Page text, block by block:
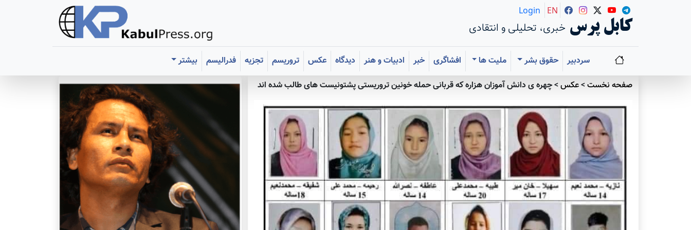
کابل پرس خبری، تحلیلی و انتقادی
Login EN
سردبیر حقوق بشر ملیت ها افشاگری خبر ادبیات و هنر دیدگاه عکس تروریسم تجزیه فدرالیسم
بیشتر
صفحه نخست>عکس>چهره ی دانش آموزان هزاره که قربانی حمله خونین تروریستی پشتونیست های طالب شده اند